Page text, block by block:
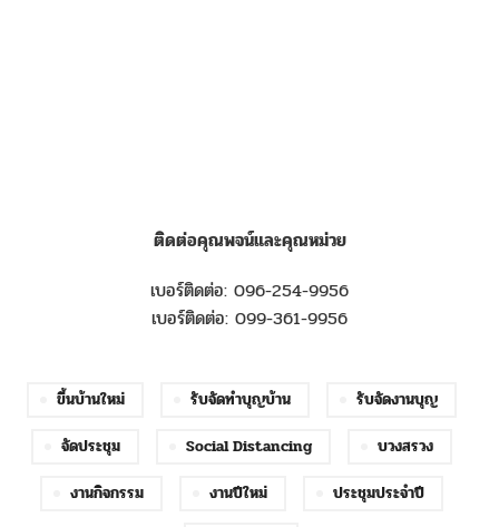
ติดต่อคุณพจน์และคุณหม่วย
เบอร์ติดต่อ: 096-254-9956
เบอร์ติดต่อ: 099-361-9956
ขึ้นบ้านใหม่ รับจัดทำบุญบ้าน
รับจัดงานบุญ
จัดประชุม
Social Distancing
บวงสรวง
งานกิจกรรม
งานปีใหม่
ประชุมประจำปี